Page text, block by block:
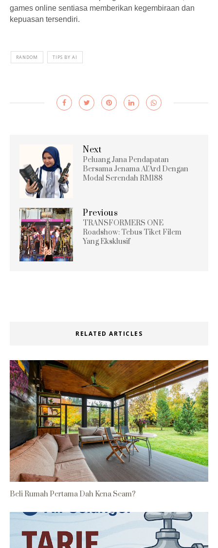
games online sentiasa memberikan kegembiraan dan
kepuasan tersendiri.
RANDOM TIPS BY AI
Next
Peluang Jana Pendapatan
Bersama Jenama Al'Ard Dengan
Modal Serendah RM188
Previous
TRANSFORMERS ONE
Roadshow: Tebus Tiket Filem
Yang Eksklusif
RELATED ARTICLES
Beli Rumah Pertama Dah Kena Scam?